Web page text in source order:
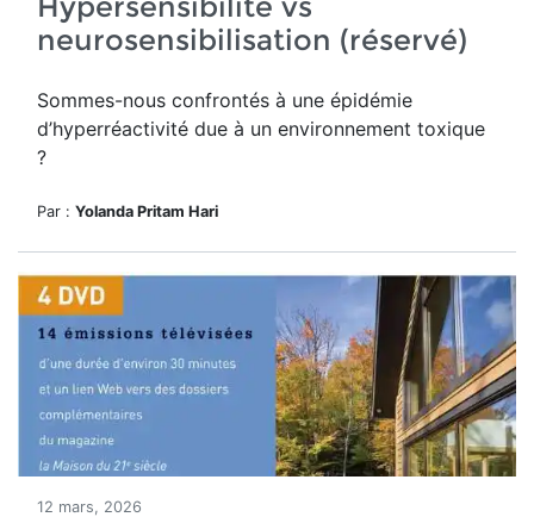
neurosensibilisation (réservé)
Sommes-nous confrontés à une épidémie
d’hyperréactivité due à un environnement toxique
?
Par : Yolanda Pritam Hari
12 mars, 2026